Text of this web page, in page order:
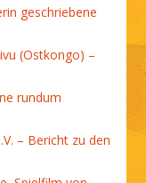
geschriebene
(Ostkongo) –
rundum
– Bericht zu den